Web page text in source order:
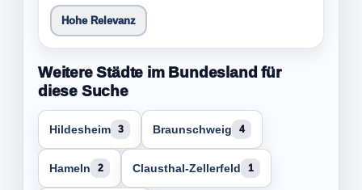
Hohe Relevanz
Weitere Städte im Bundesland für
diese Suche
Hildesheim 3 Braunschweig 4
Hameln 2 Clausthal-Zellerfeld 1